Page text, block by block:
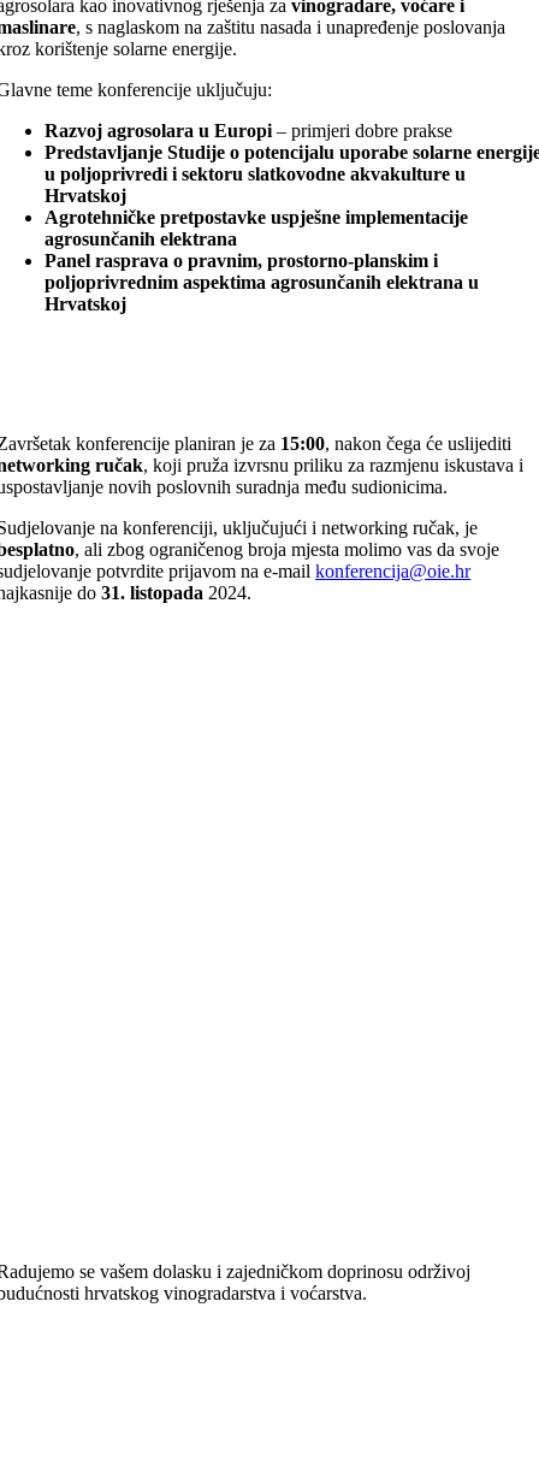
kao inovativnog rješenja zavinogradare, voćare i
, s naglaskom na zaštitu nasada i unapređenje poslovanja
korištenje solarne energije.
teme konferencije uključuju:
Razvoj agrosolara u Europi – primjeri dobre prakse
Predstavljanje Studije o potencijalu uporabe solarne
u poljoprivredi i sektoru slatkovodne akvakulture u
Hrvatskoj
Agrotehničke pretpostavke uspješne implementacije
agrosunčanih elektrana
Panel rasprava o pravnim, prostorno-planskim i
poljoprivrednim aspektima agrosunčanih elektrana u
Hrvatskoj
konferencije planiran je za 15:00, nakon čega će uslijediti
ručak, koji pruža izvrsnu priliku za razmjenu iskustava i
novih poslovnih suradnja među sudionicima.
na konferenciji, uključujući i networking ručak, je
, ali zbog ograničenog broja mjesta molimo vas da svoje
potvrdite prijavom na e-mailkonferencija@oie.hr
do31. listopada 2024.
se vašem dolasku i zajedničkom doprinosu održivoj
hrvatskog vinogradarstva i voćarstva.